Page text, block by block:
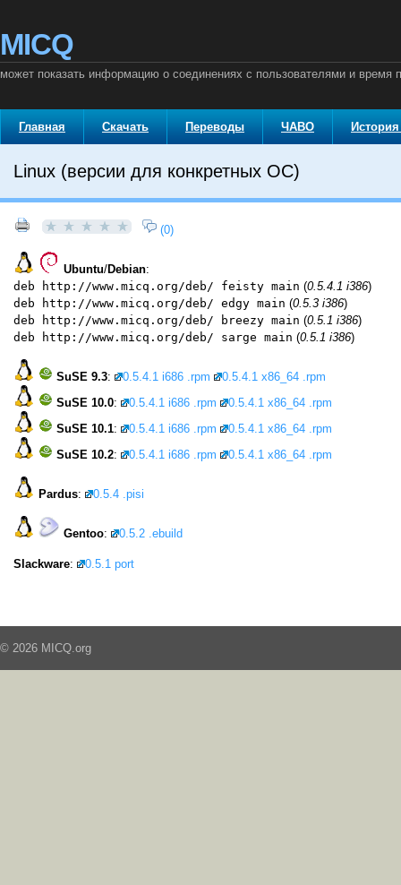
MICQ
может показать информацию о соединениях с пользователями и время
Главная Скачать Переводы ЧАВО
Linux (версии для конкретных ОС)
(0)
Ubuntu/Debian:
deb http://www.micq.org/deb/ feisty main (0.5.4.1 i386)
deb http://www.micq.org/deb/ edgy main (0.5.3 i386)
deb http://www.micq.org/deb/ breezy main (0.5.1 i386)
deb http://www.micq.org/deb/ sarge main (0.5.1 i386)
SuSE 9.3: 0.5.4.1 i686 .rpm
0.5.4.1 x86_64 .rpm
SuSE 10.0: 0.5.4.1 i686 .rpm
0.5.4.1 x86_64 .rpm
SuSE 10.1: 0.5.4.1 i686 .rpm
0.5.4.1 x86_64 .rpm
SuSE 10.2: 0.5.4.1 i686 .rpm 0.5.4.1 x86_64 .rpm
Pardus: 0.5.4 .pisi
Gentoo: 0.5.2 .ebuild
Slackware: 0.5.1 port
© 2026 MICQ.org